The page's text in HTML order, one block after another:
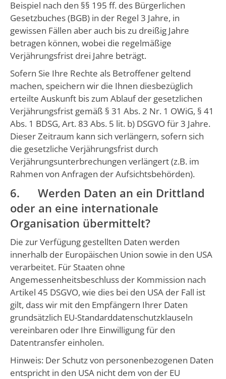
Beispiel nach den §§ 195 ff. des Bürgerlichen
Gesetzbuches (BGB) in der Regel 3 Jahre, in
gewissen Fällen aber auch bis zu dreißig Jahre
betragen können, wobei die regelmäßige
Verjährungsfrist drei Jahre beträgt.
Sofern Sie Ihre Rechte als Betroffener geltend
machen, speichern wir die Ihnen diesbezüglich
erteilte Auskunft bis zum Ablauf der gesetzlichen
Verjährungsfrist gemäß § 31 Abs. 2 Nr. 1 OWiG, § 41
Abs. 1 BDSG, Art. 83 Abs. 5 lit. b) DSGVO für 3 Jahre.
Dieser Zeitraum kann sich verlängern, sofern sich
die gesetzliche Verjährungsfrist durch
Verjährungsunterbrechungen verlängert (z.B. im
Rahmen von Anfragen der Aufsichtsbehörden).
6. Werden Daten an ein Drittland
oder an eine internationale
Organisation übermittelt?
Die zur Verfügung gestellten Daten werden
innerhalb der Europäischen Union sowie in den USA
verarbeitet. Für Staaten ohne
Angemessenheitsbeschluss der Kommission nach
Artikel 45 DSGVO, wie dies bei den USA der Fall ist
gilt, dass wir mit den Empfängern Ihrer Daten
grundsätzlich EU-Standarddatenschutzklauseln
vereinbaren oder Ihre Einwilligung für den
Datentransfer einholen.
Hinweis: Der Schutz von personenbezogenen Daten
entspricht in den USA nicht dem von der EU